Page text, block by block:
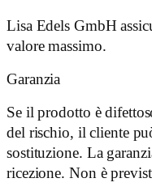
Lisa Edels GmbH
valore massimo.
Garanzia
Se il prodotto è
del rischio, il cliente
sostituzione. La
ricezione. Non è